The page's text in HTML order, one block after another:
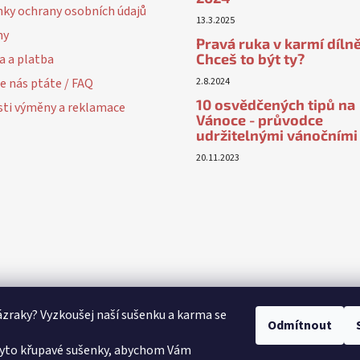
Vyzkoušej naší sušenku a karma se
křupavé sušenky, abychom Vám
Odmítnout
ochrany osobních údajů
a platba
nás ptáte / FAQ
výměny a reklamace
13.3.2025
Pravá ruka v karmí
Chceš to být ty?
2.8.2024
10 osvědčených tipů na
Vánoce - průvodce
udržitelnými
20.11.2023